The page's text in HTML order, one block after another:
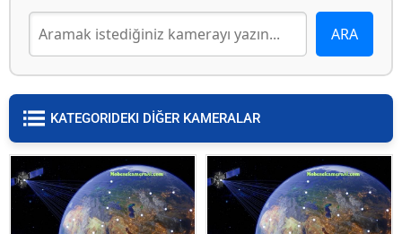
KATEGORIDEKI DİĞER KAMERALAR